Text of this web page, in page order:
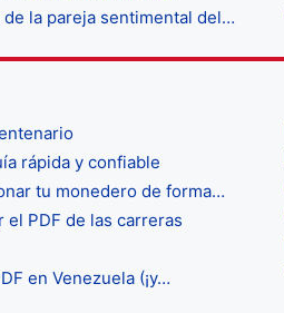
de la pareja sentimental del…
rápida y confiable
tu monedero de forma…
el PDF de las carreras
en Venezuela (¡y…